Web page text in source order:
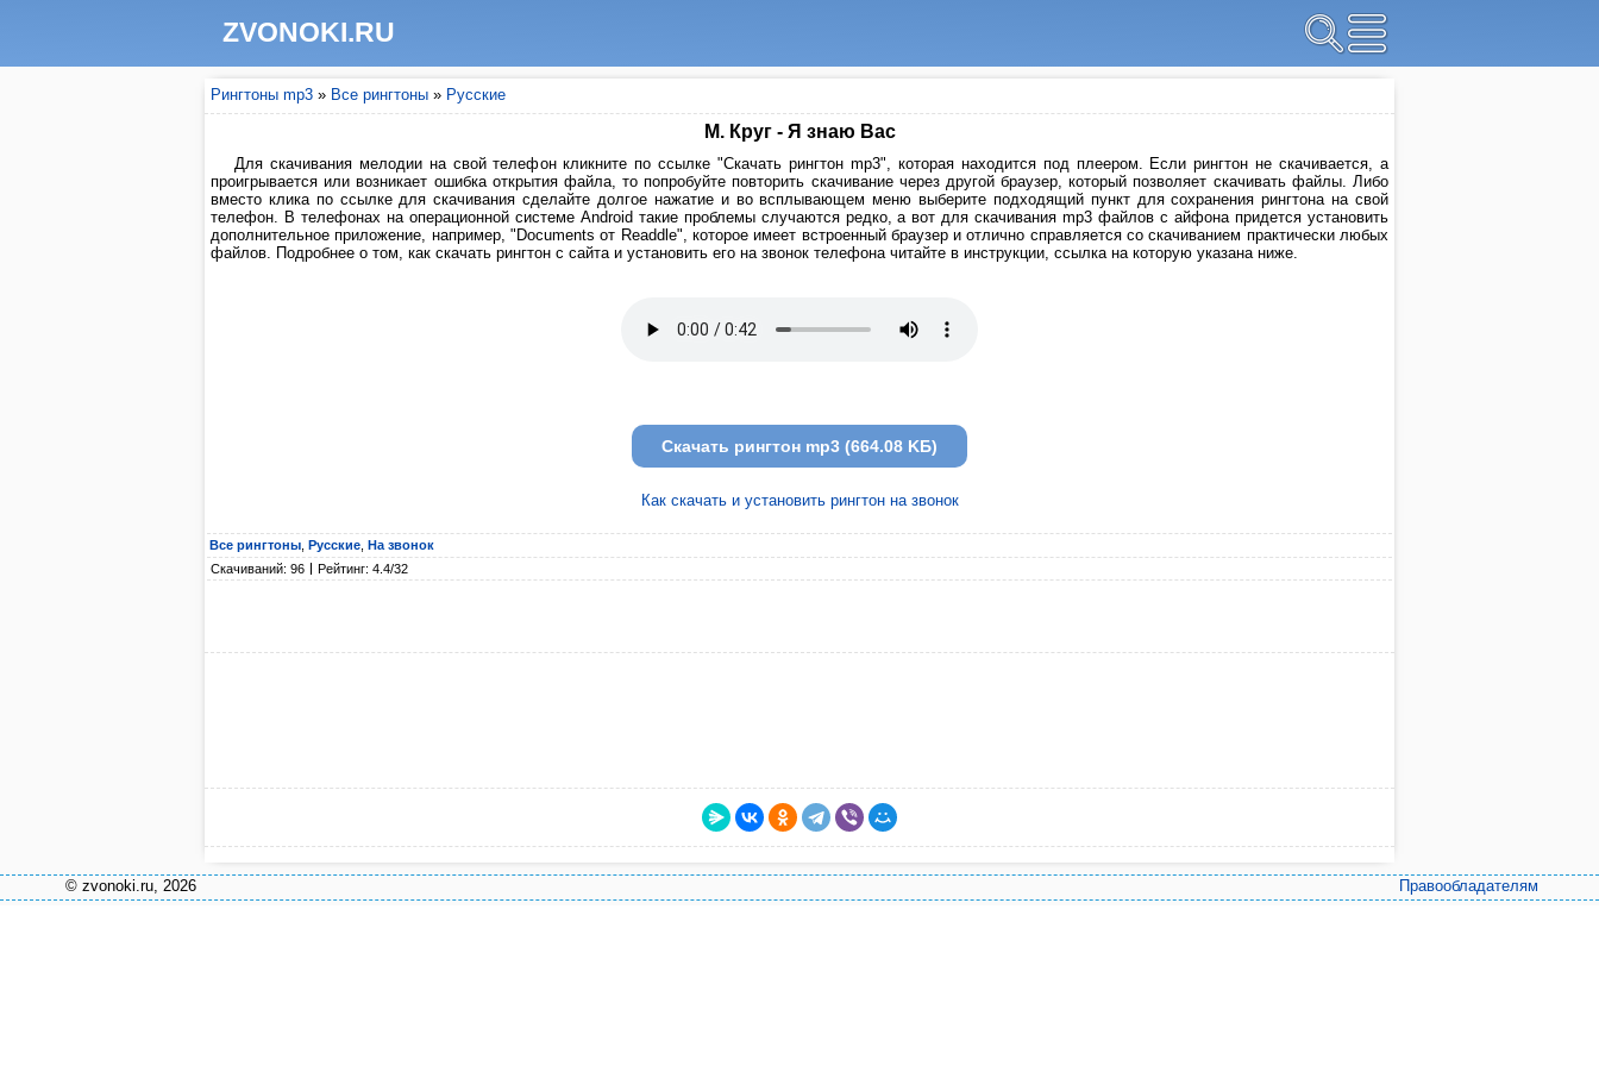
ZVONOKI.RU
Рингтоны mp3 » Все рингтоны » Русские
М. Круг - Я знаю Вас
Для скачивания мелодии на свой телефон кликните по ссылке "Скачать рингтон mp3", которая находится под плеером. Если рингтон не скачивается, а
проигрывается или возникает ошибка открытия файла, то попробуйте повторить скачивание через другой браузер, который позволяет скачивать файлы. Либо
вместо клика по ссылке для скачивания сделайте долгое нажатие и во всплывающем меню выберите подходящий пункт для сохранения рингтона на свой
телефон. В телефонах на операционной системе Android такие проблемы случаются редко, а вот для скачивания mp3 файлов с айфона придется установить
дополнительное приложение, например, "Documents от Readdle", которое имеет встроенный браузер и отлично справляется со скачиванием практически любых
файлов. Подробнее о том, как скачать рингтон с сайта и установить его на звонок телефона читайте в инструкции, ссылка на которую указана ниже.
Скачать рингтон mp3 (664.08 KБ)
Как скачать и установить рингтон на звонок
Все рингтоны Русские На звонок
Скачиваний: 96
Рейтинг: 4.4/32
© zvonoki.ru, 2026 Правообладателям